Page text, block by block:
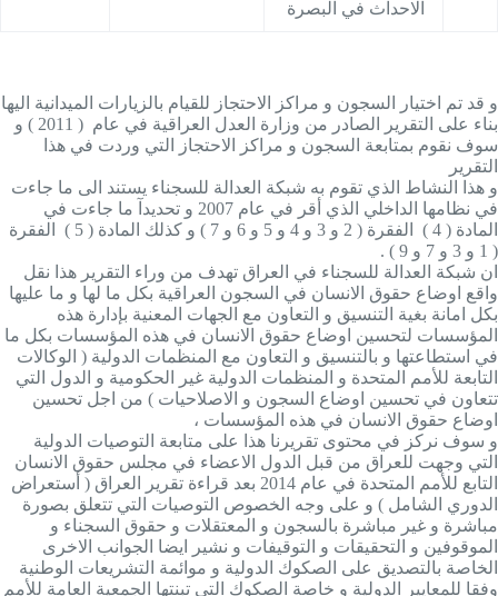
الاحداث في البصرة
و قد تم اختيار السجون و مراكز الاحتجاز للقيام بالزيارات الميدانية اليها
بناء على التقرير الصادر من وزارة العدل العراقية في عام ( 2011 ) و
سوف نقوم بمتابعة السجون و مراكز الاحتجاز التي وردت في هذا
التقرير
و هذا النشاط الذي تقوم به شبكة العدالة للسجناء يستند الى ما جاءت
في نظامها الداخلي الذي أقر في عام 2007 و تحديدآ ما جاءت في
المادة ( 4 ) الفقرة ( 2 و 3 و 4 و 5 و 6 و 7 ) و كذلك المادة ( 5 ) الفقرة
( 1 و 3 و 7 و 9 )
.
ان شبكة العدالة للسجناء في العراق تهدف من وراء التقرير هذا نقل
واقع اوضاع حقوق الانسان في السجون العراقية بكل ما لها و ما عليها
بكل امانة بغية التنسيق و التعاون مع الجهات المعنية بإدارة هذه
المؤسسات لتحسين اوضاع حقوق الانسان في هذه المؤسسات بكل ما
في استطاعتها و بالتنسيق و التعاون مع المنظمات الدولية ( الوكالات
التابعة للأمم المتحدة و المنظمات الدولية غير الحكومية و الدول التي
تتعاون في تحسين اوضاع السجون و الاصلاحيات ) من اجل تحسين
اوضاع حقوق الانسان في هذه المؤسسات ،
و سوف نركز في محتوى تقريرنا هذا على متابعة التوصيات الدولية
التي وجهت للعراق من قبل الدول الاعضاء في مجلس حقوق الانسان
التابع للأمم المتحدة في عام 2014 بعد قراءة تقرير العراق ( أستعراض
الدوري الشامل ) و على وجه الخصوص التوصيات التي تتعلق بصورة
مباشرة و غير مباشرة بالسجون و المعتقلات و حقوق السجناء و
الموقوفين و التحقيقات و التوقيفات و نشير ايضا الجوانب الاخرى
الخاصة بالتصديق على الصكوك الدولية و موائمة التشريعات الوطنية
وفقا للمعايير الدولية و خاصة الصكوك التي تبنتها الجمعية العامة للأمم